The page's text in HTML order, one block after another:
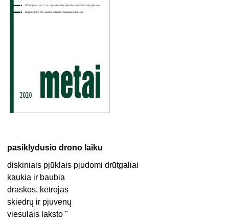
pasiklydusio drono laiku
diskiniais pjūklais pjudomi drūtgaliai
kaukia ir baubia
draskos, kėtrojas
skiedrų ir pjuvenų
viesulai̇s laksto ̃